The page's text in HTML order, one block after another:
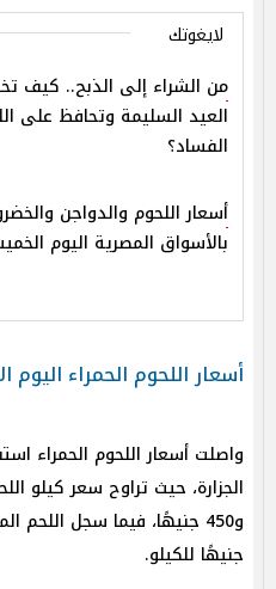
لايغوتك
من الشراء إلى الذبح.. كيف
العيد السليمة وتحافظ على
الفساد؟
أسعار اللحوم والدواجن
بالأسواق المصرية اليوم
أسعار اللحوم الحمراء اليوم الأحد 5
واصلت أسعار اللحوم الحمراء
جنيهًا للكيلو.